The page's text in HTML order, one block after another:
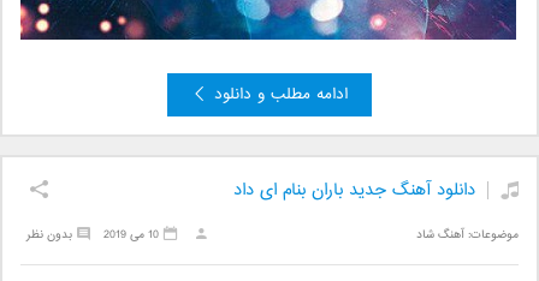
ادامه مطلب و دانلود
دانلود آهنگ جدید باران بنام ای داد
موضوعات:آهنگ شاد بدون نظر 10 می 2019